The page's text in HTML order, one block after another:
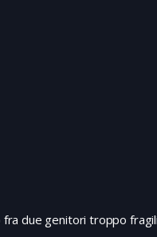
due genitori troppo